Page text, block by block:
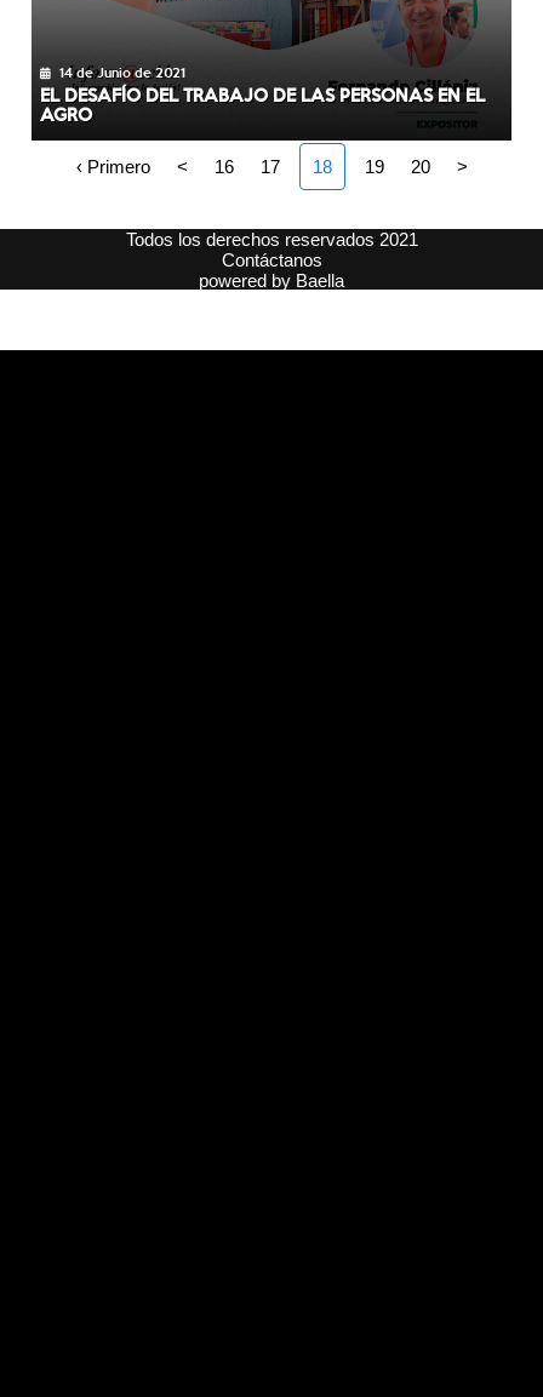
14 de Junio de 2021
EL DESAFÍO DEL TRABAJO DE LAS PERSONAS EN EL
AGRO
‹ Primero < 16 17 18 19 20 >
Todos los derechos reservados 2021
Contáctanos
powered by Baella